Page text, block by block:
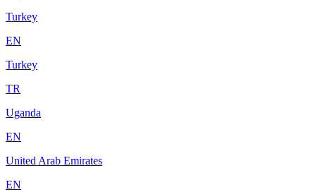
Turkey
EN
Turkey
TR
Uganda
EN
United Arab Emirates
EN